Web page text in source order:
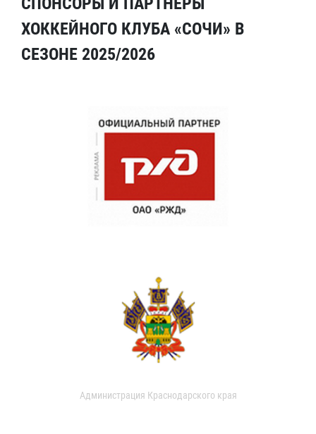
ХОККЕЙНОГО КЛУБА «СОЧИ» В
СЕЗОНЕ 2025/2026
Администрация Краснодарского края